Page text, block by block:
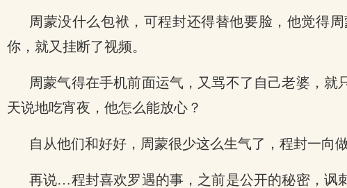
周蒙没什么包袱，可程封还得替他要脸，他觉得
你，就又挂断了视频。
周蒙气得在手机前面运气，又骂不了自己老婆，
天说地吃宵夜，他怎么能放心？
自从他们和好好，周蒙很少这么生气了，程封一向
再说…程封喜欢罗遇的事，之前是公开的秘密，讽